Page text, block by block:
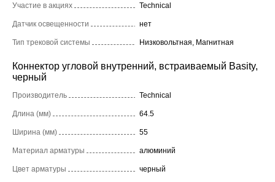
Участие в акциях Technical
Датчик освещенности нет
Тип трековой системы Низковольтная, Магнитная
Коннектор угловой внутренний, встраиваемый Basity,
черный
Производитель Technical
Длина (мм) 64.5
Ширина (мм) 55
Материал арматуры алюминий
Цвет арматуры черный